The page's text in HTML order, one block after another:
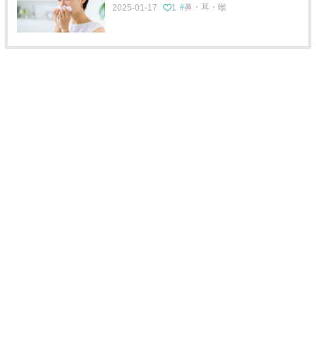
2025-01-17
1 鼻・耳・喉